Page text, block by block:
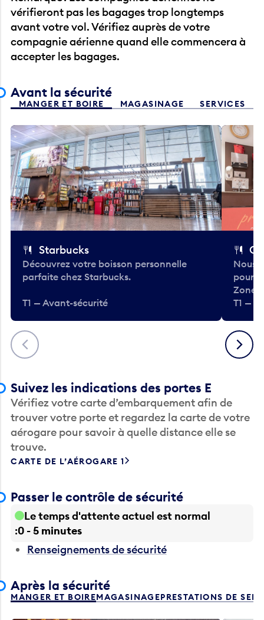
vérifieront pas les bagages trop longtemps
avant votre vol. Vérifiez auprès de votre
compagnie aérienne quand elle commencera à
accepter les bagages.
Avant la sécurité
MANGER ET BOIRE MAGASINAGE SERVICES
Précédent
Starbucks
Découvrez votre boisson personnelle
parfaite chez Starbucks.
T1 — Avant-sécurité
Nous
pour
Zone.
T1 —
Suivant
Suivez les indications des portes E
Vérifiez votre carte d’embarquement afin de
trouver votre porte et regardez la carte de votre
aérogare pour savoir à quelle distance elle se
trouve.
CARTE DE L’AÉROGARE 1
Passer le contrôle de sécurité
Le temps d'attente actuel est normal
0 - 5 minutes
Renseignements de sécurité
Après la sécurité
MANGER ET BOIREMAGASINAGEPRESTATIONS DE